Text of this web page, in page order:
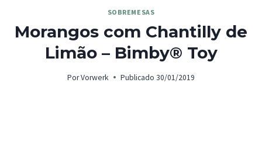
SOBREMESAS
Morangos com Chantilly de
Limão – Bimby® Toy
PorVorwerk Publicado 30/01/2019